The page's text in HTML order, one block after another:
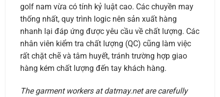
golf nam vừa có tính kỷ luật cao. Các chuyền may
thống nhất, quy trình logic nên sản xuất hàng
nhanh lại đáp ứng được yêu cầu về chất lượng. Các
nhân viên kiểm tra chất lượng (QC) cũng làm việc
rất chặt chẽ và tâm huyết, tránh trường hợp giao
hàng kém chất lượng đến tay khách hàng.
The garment workers at datmay.net are carefully